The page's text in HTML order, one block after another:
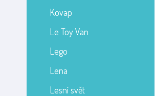
Kovap
Le Toy Van
Lego
Lena
Lesní svět